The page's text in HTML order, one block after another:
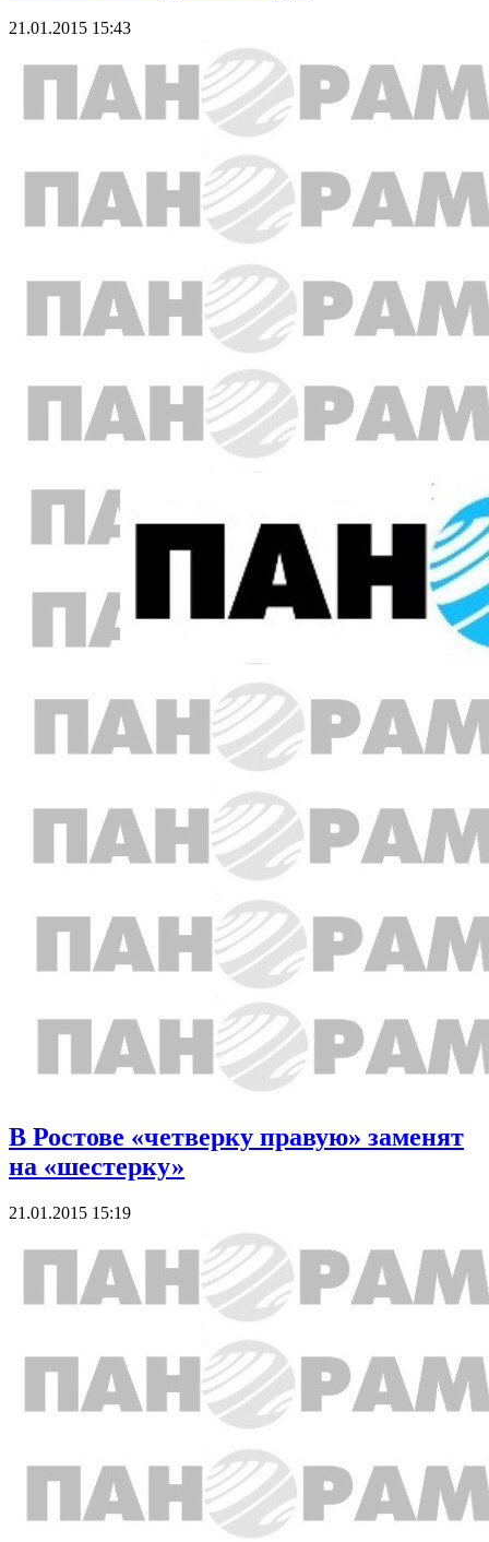
21.01.2015 15:43
В Ростове «четверку правую» заменят
на «шестерку»
21.01.2015 15:19